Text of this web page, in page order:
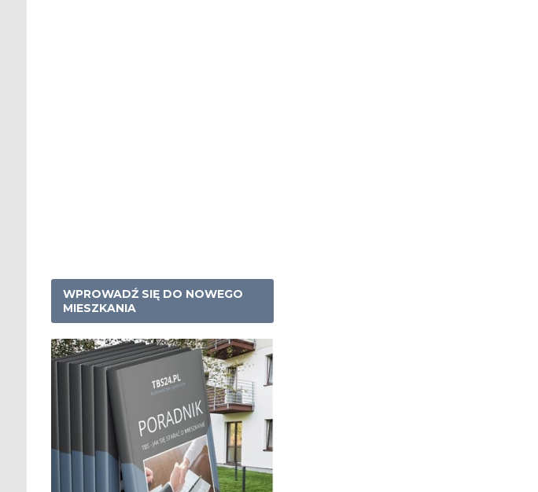
WPROWADŹ SIĘ DO NOWEGO
MIESZKANIA